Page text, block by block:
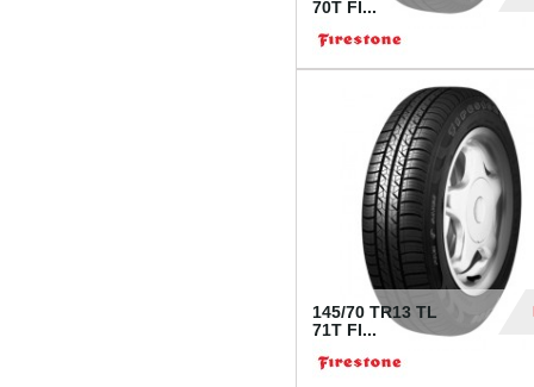
70T FI...
145/70 TR13 TL
71T FI...